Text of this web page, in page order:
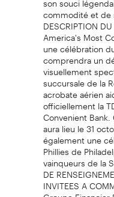
commodité et de
DESCRIPTION
America's Most
une célébration
comprendra un
visuellement
succursale de la
acrobate aérien
officiellement la
Convenient
aura lieu le 31
également une
Phillies de
vainqueurs de la
DE
INVITEES A
Groupe Financier